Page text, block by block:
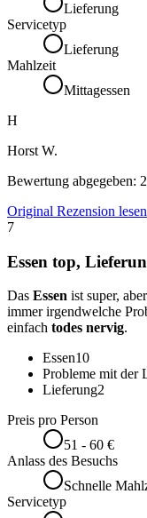
Lieferung
Servicetyp
Lieferung
Mahlzeit
Mittagessen
H
Horst W.
Bewertung abgegeben:
Original Rezension lesen
7
Essen top,
Das Essen ist super,
immer irgendwelche
einfach todes nervig.
Essen10
Probleme mit der
Lieferung2
Preis pro Person
51 - 60 €
Anlass des Besuchs
Schnelle
Servicetyp